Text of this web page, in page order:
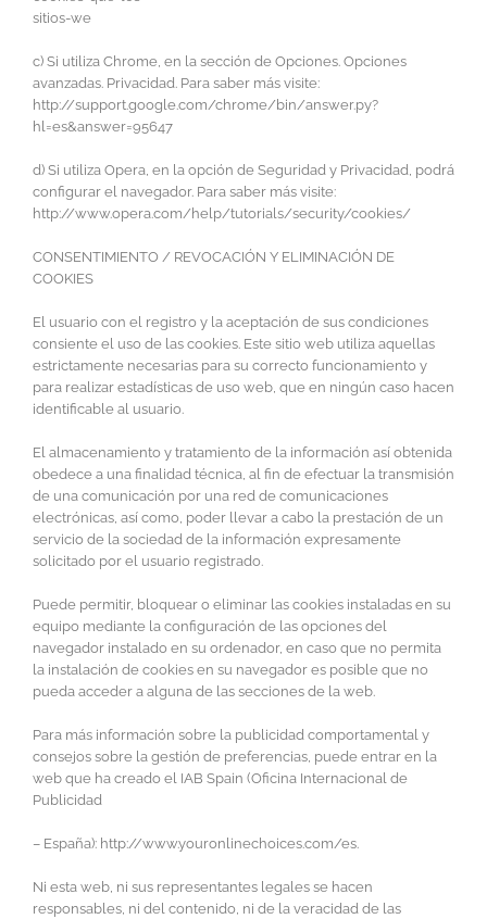
sitios-we
c) Si utiliza Chrome, en la sección de Opciones. Opciones
avanzadas. Privacidad. Para saber más visite:
http://support.google.com/chrome/bin/answer.py?
hl=es&answer=95647
d) Si utiliza Opera, en la opción de Seguridad y Privacidad, podrá
configurar el navegador. Para saber más visite:
http://www.opera.com/help/tutorials/security/cookies/
CONSENTIMIENTO / REVOCACIÓN Y ELIMINACIÓN DE
COOKIES
El usuario con el registro y la aceptación de sus condiciones
consiente el uso de las cookies. Este sitio web utiliza aquellas
estrictamente necesarias para su correcto funcionamiento y
para realizar estadísticas de uso web, que en ningún caso hacen
identificable al usuario.
El almacenamiento y tratamiento de la información así obtenida
obedece a una finalidad técnica, al fin de efectuar la transmisión
de una comunicación por una red de comunicaciones
electrónicas, así como, poder llevar a cabo la prestación de un
servicio de la sociedad de la información expresamente
solicitado por el usuario registrado.
Puede permitir, bloquear o eliminar las cookies instaladas en su
equipo mediante la configuración de las opciones del
navegador instalado en su ordenador, en caso que no permita
la instalación de cookies en su navegador es posible que no
pueda acceder a alguna de las secciones de la web.
Para más información sobre la publicidad comportamental y
consejos sobre la gestión de preferencias, puede entrar en la
web que ha creado el IAB Spain (Oficina Internacional de
Publicidad
– España): http://www.youronlinechoices.com/es.
Ni esta web, ni sus representantes legales se hacen
responsables, ni del contenido, ni de la veracidad de las